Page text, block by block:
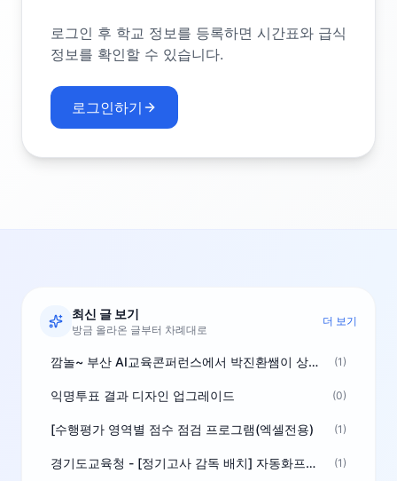
로그인 후 학교 정보를 등록하면 시간표와 급식
정보를 확인할 수 있습니다.
로그인하기
최신 글 보기
방금 올라온 글부터 차례대로
더 보기
깜놀~ 부산 AI교육콘퍼런스에서 박진환쌤이 상받으려 나오셨네요~ ^^ (1)
익명투표 결과 디자인 업그레이드 (0)
[수행평가 영역별 점수 점검 프로그램(엑셀전용) (1)
경기도교육청 - [정기고사 감독 배치] 자동화프로그램 보급 (1)